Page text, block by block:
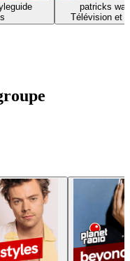
patricks
Télévision et